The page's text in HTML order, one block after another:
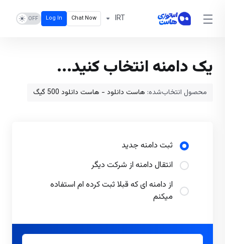
IRT
Chat Now
Log In
یک دامنه انتخاب کنید...
محصول انتخاب‌شده: هاست دانلود - هاست دانلود 500 گیگ
ثبت دامنه جدید
انتقال دامنه از شرکت دیگر
از دامنه ای که قبلا ثبت کرده ام استفاده
میکنم